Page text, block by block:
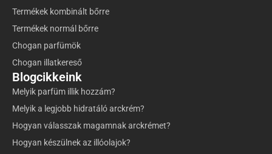
Termékek kombinált bőrre
Termékek normál bőrre
Chogan parfümök
Chogan illatkereső
Blogcikkeink
Melyik parfüm illik hozzám?
Melyik a legjobb hidratáló arckrém?
Hogyan válasszak magamnak arckrémet?
Hogyan készülnek az illóolajok?